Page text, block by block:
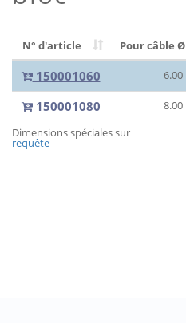
N° d'article Pour câble Ø
150001060 6.00
150001080 8.00
Dimensions spéciales sur
requête